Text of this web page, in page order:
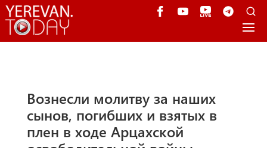
Вознесли молитву за наших
сынов, погибших и взятых в
плен в ходе Арцахской